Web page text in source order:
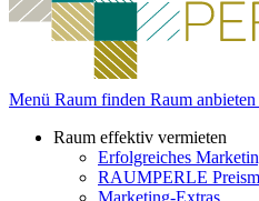
Menü Raum finden Raum anbieten
Raum effektiv vermieten
Erfolgreiches
RAUMPERLE
Marketing-Extras